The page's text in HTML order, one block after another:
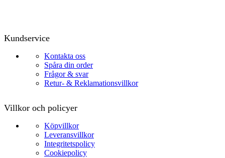
Kundservice
Kontakta oss
Spåra din order
Frågor & svar
Retur- & Reklamationsvillkor
Villkor och policyer
Köpvillkor
Leveransvillkor
Integritetspolicy
Cookiepolicy